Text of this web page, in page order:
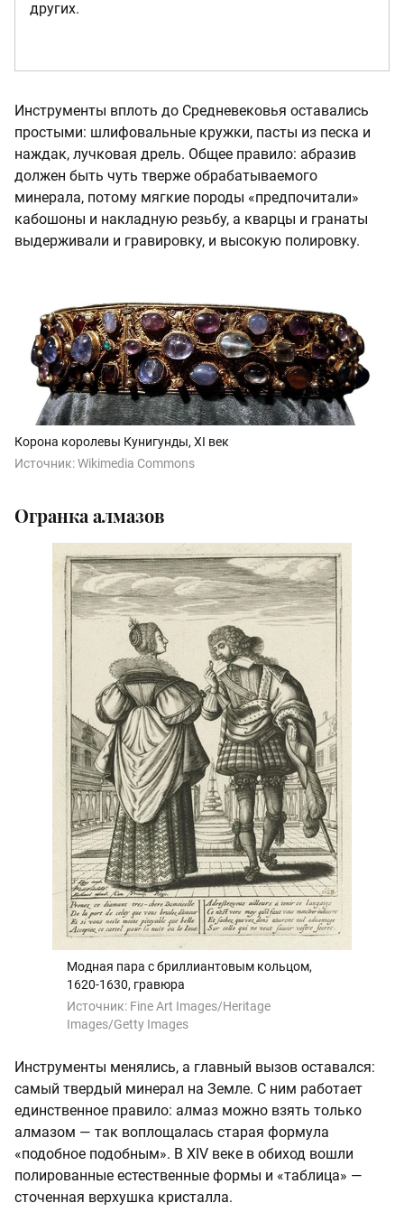
других.
Инструменты вплоть до Средневековья оставались
простыми: шлифовальные кружки, пасты из песка и
наждак, лучковая дрель. Общее правило: абразив
должен быть чуть тверже обрабатываемого
минерала, потому мягкие породы «предпочитали»
кабошоны и накладную резьбу, а кварцы и гранаты
выдерживали и гравировку, и высокую полировку.
Корона королевы Кунигунды, XI век
Источник:Wikimedia Commons
Огранка алмазов
Модная пара с бриллиантовым кольцом,
1620-1630, гравюра
Источник: Fine Art Images/Heritage
Images/Getty Images
Инструменты менялись, а главный вызов оставался:
самый твердый минерал на Земле. С ним работает
единственное правило: алмаз можно взять только
алмазом — так воплощалась старая формула
«подобное подобным». В XIV веке в обиход вошли
полированные естественные формы и «таблица» —
сточенная верхушка кристалла.